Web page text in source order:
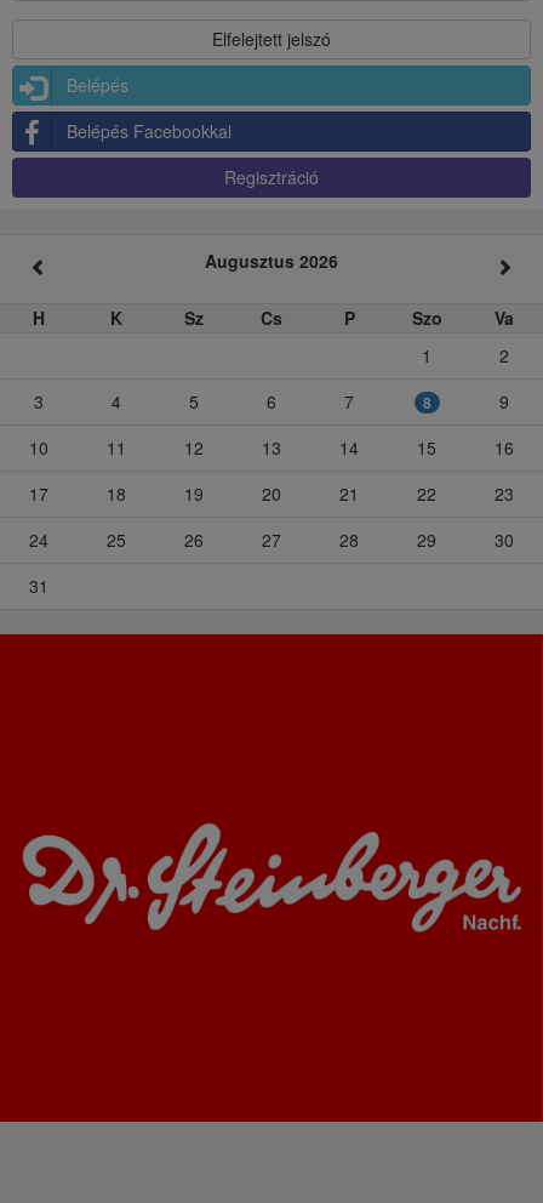
Belépés
Belépés Facebookkal
Regisztráció
Augusztus 2026
H K Sz Cs P Szo
Va
1
2
3
4 5 6 7 8
9
10
11 12 13 14 15
16
17
18 19 20 21 22
23
24
25 26 27 28 29
30
31